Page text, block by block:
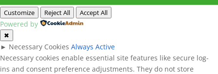
Customize Reject All Accept All
Powered by
✖
► Necessary Cookies Always Active
Necessary cookies enable essential site features like secure log-
ins and consent preference adjustments. They do not store